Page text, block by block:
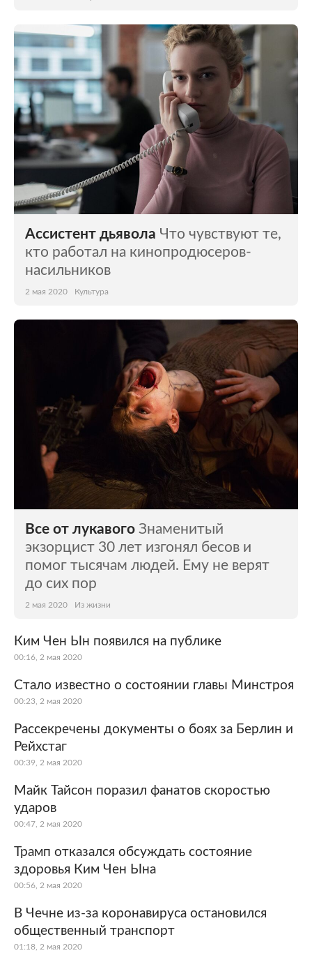
Ассистент дьявола Что чувствуют те,
кто работал на кинопродюсеров-
насильников
2 мая 2020 Культура
Все от лукавого Знаменитый
экзорцист 30 лет изгонял бесов и
помог тысячам людей. Ему не верят
до сих пор
2 мая 2020 Из жизни
Ким Чен Ын появился на публике
00:16, 2 мая 2020
Стало известно о состоянии главы Минстроя
00:23, 2 мая 2020
Рассекречены документы о боях за Берлин и
Рейхстаг
00:39, 2 мая 2020
Майк Тайсон поразил фанатов скоростью
ударов
00:47, 2 мая 2020
Трамп отказался обсуждать состояние
здоровья Ким Чен Ына
00:56, 2 мая 2020
В Чечне из-за коронавируса остановился
общественный транспорт
01:18, 2 мая 2020